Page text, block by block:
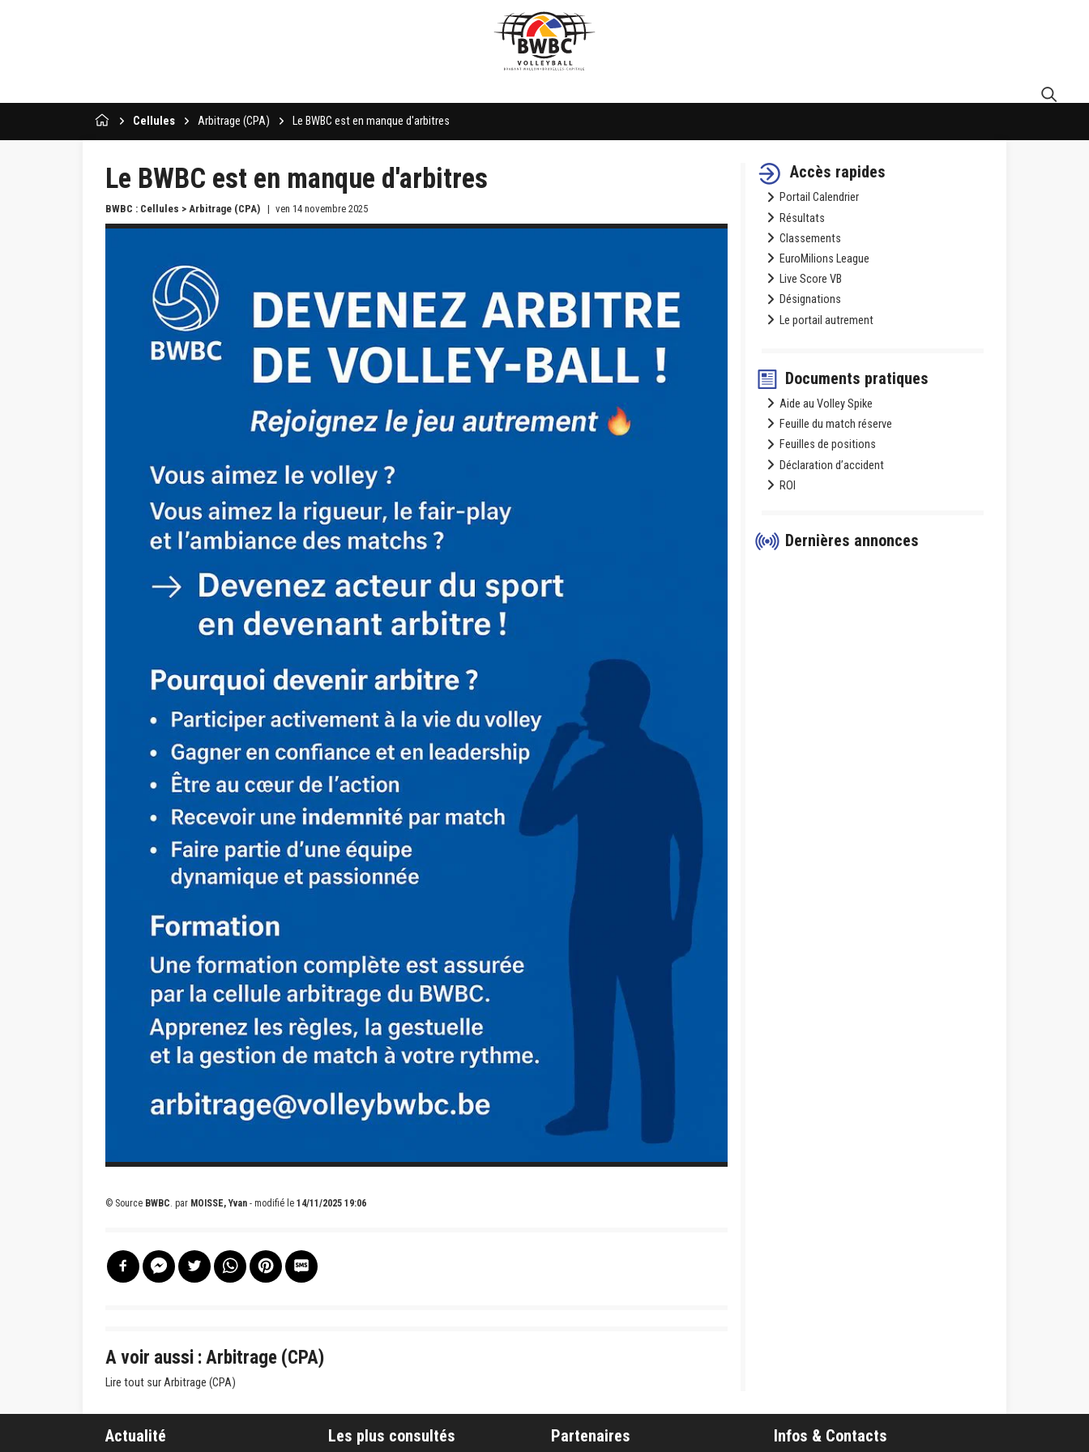
Cellules Arbitrage (CPA) Le BWBC est en manque d'arbitres
Le BWBC est en manque d'arbitres
BWBC : Cellules > Arbitrage (CPA) ven 14 novembre 2025
© Source BWBC par MOISSE, Yvan - modifié le 14/11/2025 19:06
A voir aussi : Arbitrage (CPA)
Lire tout sur Arbitrage (CPA)
Accès rapides
Portail Calendrier
Résultats
Classements
EuroMilions League
Live Score VB
Désignations
Le portail autrement
Documents pratiques
Aide au Volley Spike
Feuille du match réserve
Feuilles de positions
Déclaration d’accident
ROI
Dernières annonces
Actualité Les plus consultés Partenaires Infos & Contacts